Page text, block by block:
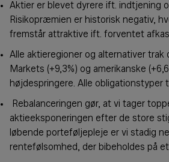
Aktier er blevet dyrere ift. indtjening
Risikopræmien er historisk negativ,
fremstår attraktive ift. forventet
Alle aktieregioner og alternativer trak
Markets (+9,3%) og amerikanske
højdespringere. Alle obligationstyper
Rebalanceringen gør, at vi tager
aktieeksponeringen efter de store
løbende porteføljepleje er vi stadig
rentefølsomhed, der bibeholdes på